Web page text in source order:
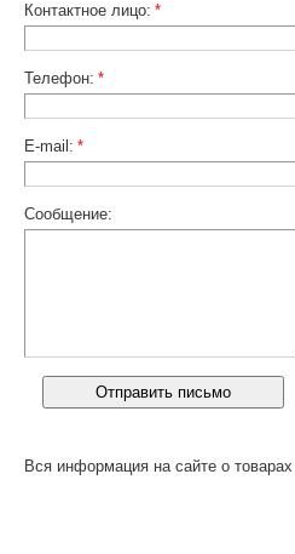
Контактное лицо: *
Телефон: *
E-mail: *
Сообщение:
Вся информация на сайте о